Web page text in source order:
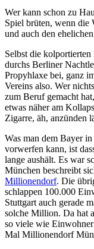
Wer kann schon zu
Spiel brüten, wenn die
und auch den
Selbst die
durchs Berliner
Propyhlaxe bei, ganz
Vereins also. Wer
zum Beruf gemacht
etwas näher am
Zigarre, äh, anzünden
Was man dem Bayer
vorwerfen kann, ist
lange aushält. Es war
München beschreibt
Millionendorf. Die
schlappen 100.000
Stuttgart auch gerade
solche Million. Da hat
so viele wie
Mal Millionendorf